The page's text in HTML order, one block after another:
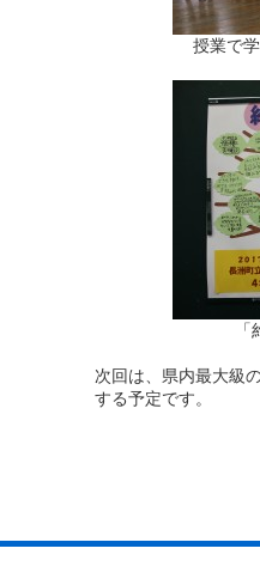
授業で
次回は、県内最大級
する予定です。